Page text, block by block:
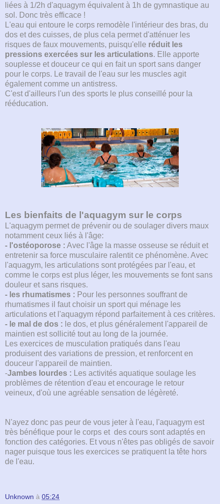
liées à 1/2h d'aquagym équivalent à 1h de gymnastique au
sol. Donc très efficace !
L'eau qui entoure le corps remodèle l'intérieur des bras, du
dos et des cuisses, de plus cela permet d'atténuer les
risques de faux mouvements, puisqu'elle réduit les
pressions exercées sur les articulations. Elle apporte
souplesse et douceur ce qui en fait un sport sans danger
pour le corps. Le travail de l'eau sur les muscles agit
également comme un antistress.
C'est d'ailleurs l'un des sports le plus conseillé pour la
rééducation.
Les bienfaits de l'aquagym sur le corps
L'aquagym permet de prévenir ou de soulager divers maux
notamment ceux liés à l'âge:
- l'ostéoporose : Avec l'âge la masse osseuse se réduit et
entretenir sa force musculaire ralentit ce phénomène. Avec
l'aquagym, les articulations sont protégées par l'eau, et
comme le corps est plus léger, les mouvements se font sans
douleur et sans risques.
- les rhumatismes : Pour les personnes souffrant de
rhumatismes il faut choisir un sport qui ménage les
articulations et l'aquagym répond parfaitement à ces critères.
- le mal de dos : le dos, et plus généralement l'appareil de
maintien est sollicité tout au long de la journée.
Les exercices de musculation pratiqués dans l'eau
produisent des variations de pression, et renforcent en
douceur l'appareil de maintien.
-Jambes lourdes : Les activités aquatique soulage les
problèmes de rétention d'eau et encourage le retour
veineux, d'où une agréable sensation de légèreté.
N'ayez donc pas peur de vous jeter à l'eau, l'aquagym est
très bénéfique pour le corps et des cours sont adaptés en
fonction des catégories. Et vous n'êtes pas obligés de savoir
nager puisque tous les exercices se pratiquent la tête hors
de l'eau.
Unknown à 05:24